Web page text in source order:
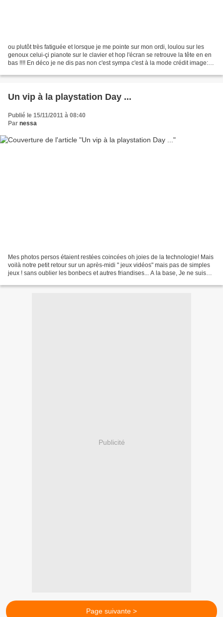
ou plutôt très fatiguée et lorsque je me pointe sur mon ordi, loulou sur les
genoux celui-çi pianote sur le clavier et hop l'écran se retrouve la tête en en
bas !!!! En déco je ne dis pas non c'est sympa c'est à la mode crédit image:
Un vip à la playstation Day ...
Publié le 15/11/2011 à 08:40
Par nessa
Mes photos persos étaient restées coincées oh joies de la technologie! Mais
voilà notre petit retour sur un après-midi " jeux vidéos" mais pas de simples
jeux ! sans oublier les bonbecs et autres friandises... A la base, Je ne suis
Publicité
Page suivante >